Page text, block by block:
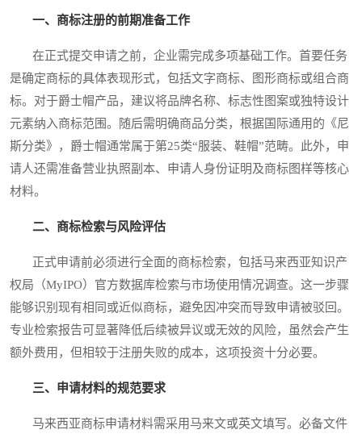
一、商标注册的前期准备工作
在正式提交申请之前，企业需完成多项基础工作。首要任务
是确定商标的具体表现形式，包括文字商标、图形商标或组合商
标。对于爵士帽产品，建议将品牌名称、标志性图案或独特设计
元素纳入商标范围。随后需明确商品分类，根据国际通用的《尼
斯分类》，爵士帽通常属于第25类“服装、鞋帽”范畴。此外，申
请人还需准备营业执照副本、申请人身份证明及商标图样等核心
材料。
二、商标检索与风险评估
正式申请前必须进行全面的商标检索，包括马来西亚知识产
权局（MyIPO）官方数据库检索与市场使用情况调查。这一步骤
能够识别现有相同或近似商标，避免因冲突而导致申请被驳回。
专业检索报告可显著降低后续被异议或无效的风险，虽然会产生
额外费用，但相较于注册失败的成本，这项投资十分必要。
三、申请材料的规范要求
马来西亚商标申请材料需采用马来文或英文填写。必备文件